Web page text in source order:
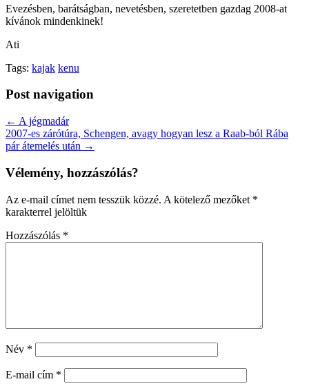
Evezésben, barátságban, nevetésben, szeretetben gazdag 2008-at
kívánok mindenkinek!
Ati
Tags: kajak kenu
Post navigation
← A jégmadár
2007-es zárótúra, Schengen, avagy hogyan lesz a Raab-ból Rába
pár átemelés után →
Vélemény, hozzászólás?
Az e-mail címet nem tesszük közzé. A kötelező mezőket *
karakterrel jelöltük
Hozzászólás *
Név *
E-mail cím *